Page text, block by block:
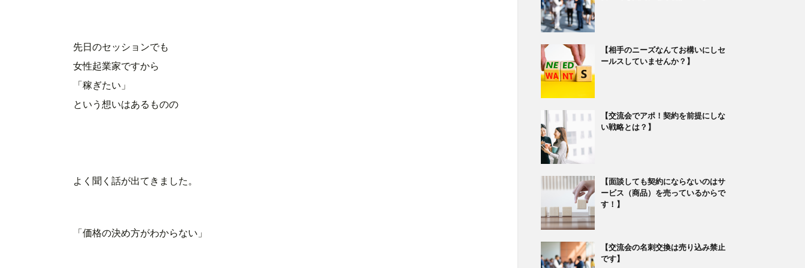
先日のセッションでも
女性起業家ですから
「稼ぎたい」
という想いはあるものの
よく聞く話が出てきました。
「価格の決め方がわからない」
【相手のニーズなんてお構いにしセ
ールスしていませんか？】
【交流会でアポ！契約を前提にしな
い戦略とは？】
【面談しても契約にならないのはサ
ービス（商品）を売っているからで
す！】
【交流会の名刺交換は売り込み禁止
です】